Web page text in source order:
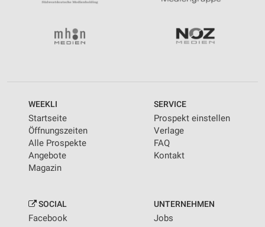
WEEKLI
Startseite
Öffnungszeiten
Alle Prospekte
Angebote
Magazin
SERVICE
Prospekt einstellen
Verlage
FAQ
Kontakt
SOCIAL
Facebook
UNTERNEHMEN
Jobs